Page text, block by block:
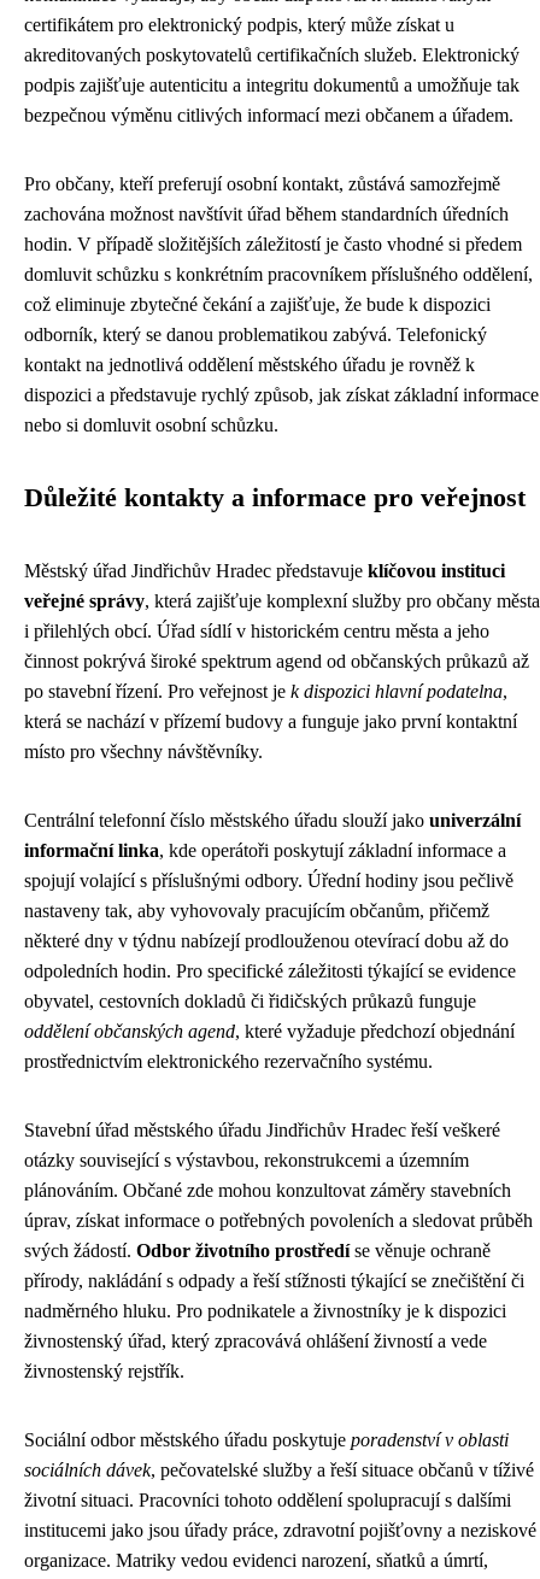
certifikátem pro elektronický podpis, který může získat u
akreditovaných poskytovatelů certifikačních služeb. Elektronický
podpis zajišťuje autenticitu a integritu dokumentů a umožňuje tak
bezpečnou výměnu citlivých informací mezi občanem a úřadem.
Pro občany, kteří preferují osobní kontakt, zůstává samozřejmě
zachována možnost navštívit úřad během standardních úředních
hodin. V případě složitějších záležitostí je často vhodné si předem
domluvit schůzku s konkrétním pracovníkem příslušného oddělení,
což eliminuje zbytečné čekání a zajišťuje, že bude k dispozici
odborník, který se danou problematikou zabývá. Telefonický
kontakt na jednotlivá oddělení městského úřadu je rovněž k
dispozici a představuje rychlý způsob, jak získat základní informace
nebo si domluvit osobní schůzku.
Důležité kontakty a informace pro veřejnost
Městský úřad Jindřichův Hradec představuje klíčovou instituci
veřejné správy, která zajišťuje komplexní služby pro občany města
i přilehlých obcí. Úřad sídlí v historickém centru města a jeho
činnost pokrývá široké spektrum agend od občanských průkazů až
po stavební řízení. Pro veřejnost je k dispozici hlavní podatelna,
která se nachází v přízemí budovy a funguje jako první kontaktní
místo pro všechny návštěvníky.
Centrální telefonní číslo městského úřadu slouží jako univerzální
informační linka, kde operátoři poskytují základní informace a
spojují volající s příslušnými odbory. Úřední hodiny jsou pečlivě
nastaveny tak, aby vyhovovaly pracujícím občanům, přičemž
některé dny v týdnu nabízejí prodlouženou otevírací dobu až do
odpoledních hodin. Pro specifické záležitosti týkající se evidence
obyvatel, cestovních dokladů či řidičských průkazů funguje
oddělení občanských agend, které vyžaduje předchozí objednání
prostřednictvím elektronického rezervačního systému.
Stavební úřad městského úřadu Jindřichův Hradec řeší veškeré
otázky související s výstavbou, rekonstrukcemi a územním
plánováním. Občané zde mohou konzultovat záměry stavebních
úprav, získat informace o potřebných povoleních a sledovat průběh
svých žádostí. Odbor životního prostředíse věnuje ochraně
přírody, nakládání s odpady a řeší stížnosti týkající se znečištění či
nadměrného hluku. Pro podnikatele a živnostníky je k dispozici
živnostenský úřad, který zpracovává ohlášení živností a vede
živnostenský rejstřík.
Sociální odbor městského úřadu poskytuje poradenství v oblasti
sociálních dávek, pečovatelské služby a řeší situace občanů v tíživé
životní situaci. Pracovníci tohoto oddělení spolupracují s dalšími
institucemi jako jsou úřady práce, zdravotní pojišťovny a neziskové
organizace. Matriky vedou evidenci narození, sňatků a úmrtí,